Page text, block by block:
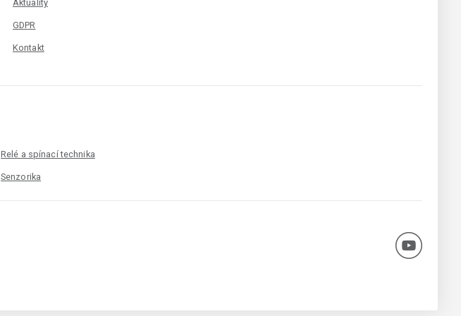
Aktuality
GDPR
Kontakt
Relé a spínací technika
Senzorika